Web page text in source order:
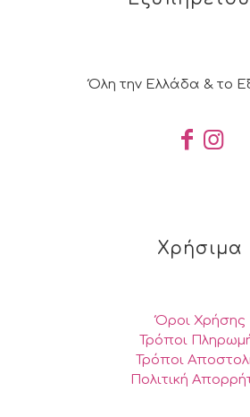
Όλη την Ελλάδα & το
Χρήσιμα
Όροι Χρήσης
Τρόποι
Τρόποι
Πολιτική